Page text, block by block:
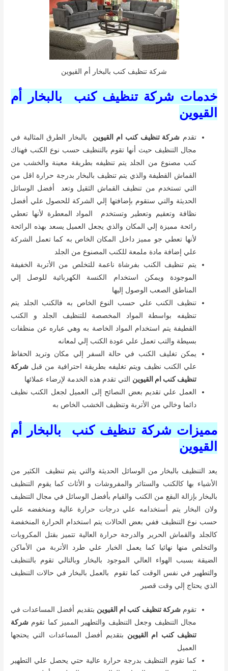
شركة تنظيف كنب بالبخار أم القيوين
خدمات شركة تنظيف كنب بالبخار أم
القيوين
تقدم شركة تنظيف كنب ام القيوين بالبخار الطرق المثالية في
مجال التنظيف حيث أنها تقوم بالتنظيف حسب نوع الكنب فهناك
كنب مصنوع من الجلد يتم تنظيفه بطريقة معينة والخشب من
القماش القطيفة والذي يتم تنظيف بالبخار بدرجة حرارة اقل من
التي تستخدم من تنظيف القماش الثقيل وتعد أفضل الوسائل
الحديثة والتي ستقوم بإضافتها إلي الشركة للحصول علي أفضل
نظافة وتعقيم وتعطير وتستخدم المواد المعطرة لأنها تعطي
رائحة مميزة إلي المكان والذي يجعل العميل يسعد بهذه الرائحة
لأنها تعطي جو مميز داخل المكان الخاص به كما تعمل الشركة
علي إضافة مادة ملمعة للكنب المصنوع من الجلد
يتم تنظيف الكنب بفرشاة ناعمة للتخلص من الأتربة الخفيفة
الموجودة ويمكن استخدام الكنسة الكهربائية للوصل إلي
المناطق الصعب الوصول إليها
تنظيف الكنب علي حسب النوع الخاص به فالكنب الجلد يتم
تنظيفه بواسطة المواد المخصصة للتنظيف الجلد و الكنب
القطيفة يتم استخدام المواد الخاصة به وهي عباره عن منظفات
بسيطة والتب تعمل علي عودة الكنب إلي لمعانه
يمكن تغليف الكنب في حالة السفر إلي مكان وتريد الحفاظ
علي الكنب نظيف ويتم تغليفه بطريقة احترافية من قبل شركة
تنظيف كنب ام القيوين التي تقدم هذه الخدمة لإرضاء عملائها
العمل علي تقديم بعض النصائح إلى العميل لجعل الكنب نظيف
دائما وخالي من الأتربة وتنظيف الخشب الخاص به
مميزات شركة تنظيف كنب بالبخار أم
القيوين
يعد التنظيف بالبخار من الوسائل الحديثة والتي يتم تنظيف الكثير من
الأشياء بها كالكنب والستائر والمفروشات و الأثاث كما يقوم التنظيف
بالبخار بإزالة البقع من الكنب والقيام بأفضل الوسائل في مجال التنظيف
ولان البخار يتم أستخدامه علي درجات حرارة عالية ومنخفضه علي
حسب نوع التنظيف ففي بعض الحالات يتم استخدام الحرارة المنخفضة
كالجلد والقماش الحرير والدرجة حرارة العالية تتميز بقتل المكروبات
والتخلص منها نهائيا كما يعمل الخبار علي طرد الأتربة من الأماكن
الضيقة بسبب الهواء العالي الموجود بالبخار وبالتالي تقوم بالتنظيف
والتطهير في نفس الوقت كما تقوم بالعمل بالبخار في حالات التنظيف
الذي يحتاج إلي وقت قصير
تقومشركة تنظيف كنب ام القيوين بتقديم أفضل المساعدات في
مجال التنظيف وجعل التنظيف والتطهير المميز كما تقوم شركة
تنظيف كنب ام القيوين بتقديم أفضل المساعدات التي يحتجها
العميل
كما تقوم التنظيف بدرجة حرارة عالية حتي يحصل علي التطهير